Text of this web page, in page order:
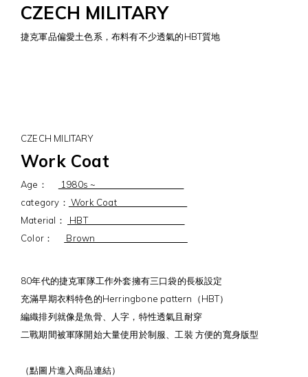
CZECH MILITARY
捷克軍品偏愛土色系，布料有不少透氣的HBT質地
CZECH MILITARY
Work Coat
Age：
1980s ~
category： Work Coat
Material：
HBT
Color：
Brown
80年代的捷克軍隊工作外套擁有三口袋的長板設定
充滿早期衣料特色的Herringbone pattern（HBT）
編織排列就像是魚骨、人字，特性透氣且耐穿
二戰期間被軍隊開始大量使用於制服、工裝 方便的寬身版型
（點圖片進入商品連結）